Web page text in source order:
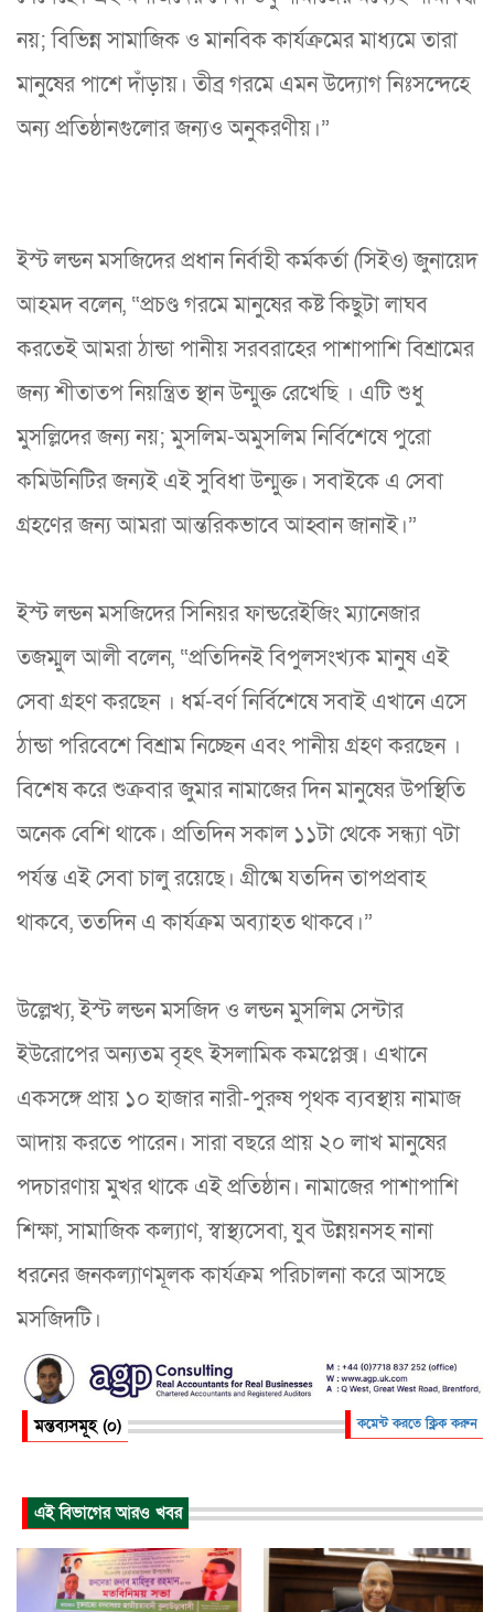
নয়; বিভিন্ন সামাজিক ও মানবিক কার্যক্রমের মাধ্যমে তারা
মানুষের পাশে দাঁড়ায়। তীব্র গরমে এমন উদ্যোগ নিঃসন্দেহে
অন্য প্রতিষ্ঠানগুলোর জন্যও অনুকরণীয়।”
ইস্ট লন্ডন মসজিদের প্রধান নির্বাহী কর্মকর্তা (সিইও) জুনায়েদ
আহমদ বলেন, “প্রচণ্ড গরমে মানুষের কষ্ট কিছুটা লাঘব
করতেই আমরা ঠান্ডা পানীয় সরবরাহের পাশাপাশি বিশ্রামের
জন্য শীতাতপ নিয়ন্ত্রিত স্থান উন্মুক্ত রেখেছি । এটি শুধু
মুসল্লিদের জন্য নয়; মুসলিম-অমুসলিম নির্বিশেষে পুরো
কমিউনিটির জন্যই এই সুবিধা উন্মুক্ত। সবাইকে এ সেবা
গ্রহণের জন্য আমরা আন্তরিকভাবে আহ্বান জানাই।”
ইস্ট লন্ডন মসজিদের সিনিয়র ফান্ডরেইজিং ম্যানেজার
তজম্মুল আলী বলেন, “প্রতিদিনই বিপুলসংখ্যক মানুষ এই
সেবা গ্রহণ করছেন । ধর্ম-বর্ণ নির্বিশেষে সবাই এখানে এসে
ঠান্ডা পরিবেশে বিশ্রাম নিচ্ছেন এবং পানীয় গ্রহণ করছেন ।
বিশেষ করে শুক্রবার জুমার নামাজের দিন মানুষের উপস্থিতি
অনেক বেশি থাকে। প্রতিদিন সকাল ১১টা থেকে সন্ধ্যা ৭টা
পর্যন্ত এই সেবা চালু রয়েছে। গ্রীষ্মে যতদিন তাপপ্রবাহ
থাকবে, ততদিন এ কার্যক্রম অব্যাহত থাকবে।”
উল্লেখ্য, ইস্ট লন্ডন মসজিদ ও লন্ডন মুসলিম সেন্টার
ইউরোপের অন্যতম বৃহৎ ইসলামিক কমপ্লেক্স। এখানে
একসঙ্গে প্রায় ১০ হাজার নারী-পুরুষ পৃথক ব্যবস্থায় নামাজ
আদায় করতে পারেন। সারা বছরে প্রায় ২০ লাখ মানুষের
পদচারণায় মুখর থাকে এই প্রতিষ্ঠান। নামাজের পাশাপাশি
শিক্ষা, সামাজিক কল্যাণ, স্বাস্থ্যসেবা, যুব উন্নয়নসহ নানা
ধরনের জনকল্যাণমূলক কার্যক্রম পরিচালনা করে আসছে
মসজিদটি।
মন্তব্যসমূহ (০) কমেন্ট করতে ক্লিক করুন
এই বিভাগের আরও খবর